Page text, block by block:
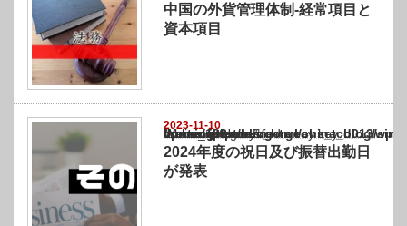
中国の外貨管理体制-経常項目と
資本項目
2023-11-10
Warning
: Undefined array key "show_category" in
/home/netst/kuno-cpa.co.jp/public_html/china_blog/wp-content/themes/
on line183
2024年度の祝日及び振替出勤日
が発表